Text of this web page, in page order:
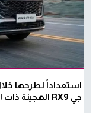
استعداداً لطرحها
جي RX9 الهجينة ذات السبعة مقاعد